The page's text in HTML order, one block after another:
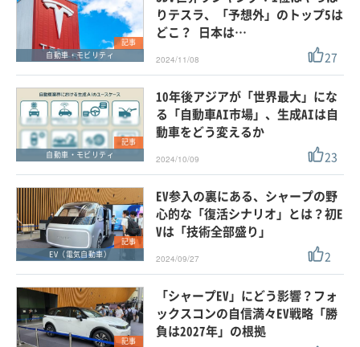
記事
自動車・モビリティ
りテスラ、「予想外」のトップ5は
どこ？ 日本は…
2024/11/08 27
記事
自動車・モビリティ
10年後アジアが「世界最大」にな
る「自動車AI市場」、生成AIは自
動車をどう変えるか
2024/10/09 23
記事
EV（電気自動車）
EV参入の裏にある、シャープの野
心的な「復活シナリオ」とは？初E
Vは「技術全部盛り」
2024/09/27 2
記事
「シャープEV」にどう影響？フォ
ックスコンの自信満々EV戦略「勝
負は2027年」の根拠